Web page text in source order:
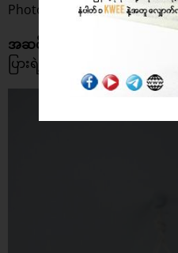
Photo : Charleston Crafted
အဆင့် (၄)
– ထို့နောက် အဖော
ပြားရဲ့‌ အောက်ခြေမှာ ကြိုးပြ